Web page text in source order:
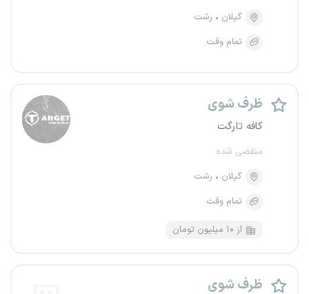
گیلان
رشت
تمام وقت
ظرف شوی
کافه تارگت
منقضی شده
گیلان
رشت
تمام وقت
از ۱۰ میلیون تومان
ظرف شوی